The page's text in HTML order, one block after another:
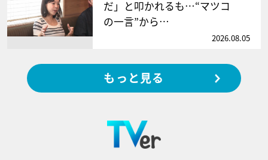
だ」と叩かれるも…“マツコ
の一言”から…
2026.08.05
もっと見る